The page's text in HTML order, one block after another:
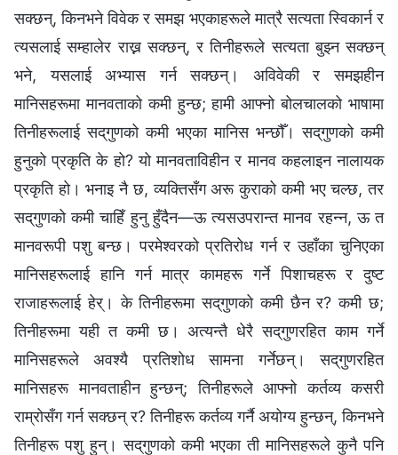
सक्छन्, किनभने विवेक र समझ भएकाहरूले मात्रै सत्यता स्विकार्न र
त्यसलाई सम्हालेर राख्न सक्छन्, र तिनीहरूले सत्यता बुझ्न सक्छन्
भने, यसलाई अभ्यास गर्न सक्छन्। अविवेकी र समझहीन
मानिसहरूमा मानवताको कमी हुन्छ; हामी आफ्नो बोलचालको भाषामा
तिनीहरूलाई सद्‌गुणको कमी भएका मानिस भन्छौँ। सद्‌गुणको कमी
हुनुको प्रकृति के हो? यो मानवताविहीन र मानव कहलाइन नालायक
प्रकृति हो। भनाइ नै छ, व्यक्तिसँग अरू कुराको कमी भए चल्छ, तर
सद्‌गुणको कमी चाहिँ हुनु हुँदैन—ऊ त्यसउपरान्त मानव रहन्‍न, ऊ त
मानवरूपी पशु बन्छ। परमेश्‍वरको प्रतिरोध गर्न र उहाँका चुनिएका
मानिसहरूलाई हानि गर्न मात्र कामहरू गर्ने पिशाचहरू र दुष्ट
राजाहरूलाई हेर्। के तिनीहरूमा सद्‌गुणको कमी छैन र? कमी छ;
तिनीहरूमा यही त कमी छ। अत्यन्तै धेरै सद्‌गुणरहित काम गर्ने
मानिसहरूले अवश्यै प्रतिशोध सामना गर्नेछन्। सद्‌गुणरहित
मानिसहरू मानवताहीन हुन्छन्; तिनीहरूले आफ्नो कर्तव्य कसरी
राम्रोसँग गर्न सक्छन् र? तिनीहरू कर्तव्य गर्नै अयोग्य हुन्छन्, किनभने
तिनीहरू पशु हुन्। सद्‌गुणको कमी भएका ती मानिसहरूले कुनै पनि